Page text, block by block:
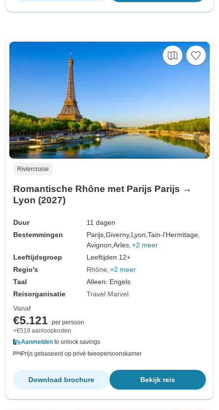
Riviercruise
Romantische Rhône met Parijs Parijs →
Lyon (2027)
Duur
11 dagen
Bestemmingen
Parijs,Giverny, Lyon,Tain-l'Hermitage,
Avignon,Arles, +2 meer
Leeftijdsgroep
Leeftijden 12+
Regio's
Rhône +2 meer
Taal
Alleen: Engels
Reisorganisatie
Travel Marvel
Vanaf
€5.121 per persoon
+€519 aanloopkosten
Aanmelden to unlock savings
Prijs gebaseerd op privé tweepersoonskamer
Bekijk reis
Download brochure